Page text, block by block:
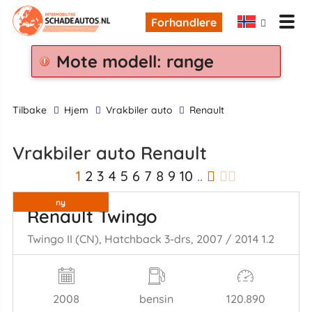
Forhandlere
Mote modell: range
tilbake Hjem Vrakbiler auto Renault
Vrakbiler auto Renault
1 2 3 4 5 6 7 8 9 10 ..
ny
Renault Twingo
Twingo II (CN), Hatchback 3-drs, 2007 / 2014 1.2
2008 bensin 120.890